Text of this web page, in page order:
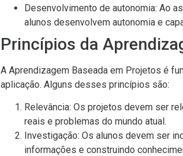
Desenvolvimento de autonomia: Ao
alunos desenvolvem autonomia e
Princípios da
A Aprendizagem Baseada em Projetos é
aplicação. Alguns desses princípios são:
Relevância: Os projetos devem ser
reais e problemas do mundo atual.
Investigação: Os alunos devem ser
informações e construindo